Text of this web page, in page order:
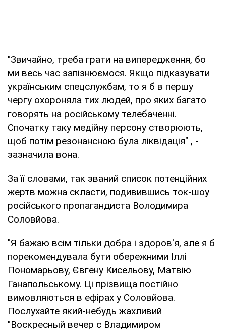
"Звичайно, треба грати на випередження, бо
ми весь час запізнюємося. Якщо підказувати
українським спецслужбам, то я б в першу
чергу охороняла тих людей, про яких багато
говорять на російському телебаченні.
Спочатку таку медійну персону створюють,
щоб потім резонансною була ліквідація" , -
зазначила вона.
За її словами, так званий список потенційних
жертв можна скласти, подивившись ток-шоу
російського пропагандиста Володимира
Соловйова.
"Я бажаю всім тільки добра і здоров'я, але я б
порекомендувала бути обережними Іллі
Пономарьову, Євгену Кисельову, Матвію
Ганапольському. Ці прізвища постійно
вимовляються в ефірах у Соловйова.
Послухайте який-небудь жахливий
"Воскресный вечер с Владимиром